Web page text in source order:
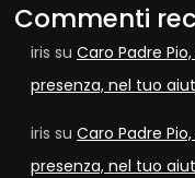
Commenti
iris su Caro Padre
presenza, nel tuo
iris su Caro Padre
presenza, nel tuo